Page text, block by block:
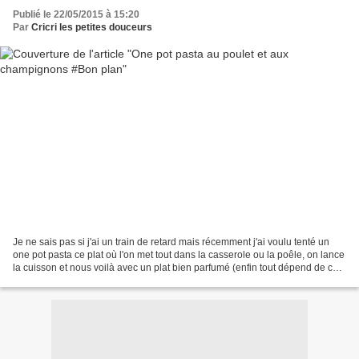
Publié le 22/05/2015 à 15:20
Par Cricri les petites douceurs
Je ne sais pas si j'ai un train de retard mais récemment j'ai voulu tenté un
one pot pasta ce plat où l'on met tout dans la casserole ou la poêle, on lance
la cuisson et nous voilà avec un plat bien parfumé (enfin tout dépend de ce